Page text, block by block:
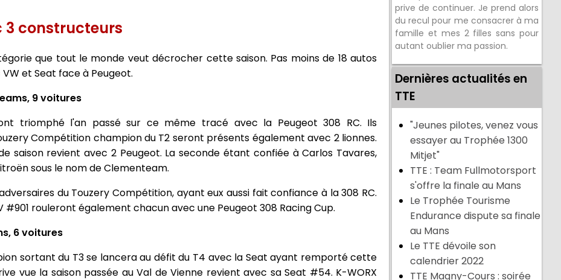
3 constructeurs
que tout le monde veut décrocher cette saison. Pas moins de 18 autos
et Seat face à Peugeot.
9 voitures
triomphé l'an passé sur ce même tracé avec la Peugeot 308 RC. Ils
Compétition champion du T2 seront présents également avec 2 lionnes.
saison revient avec 2 Peugeot. La seconde étant confiée à Carlos Tavares,
sous le nom de Clementeam.
du Touzery Compétition, ayant eux aussi fait confiance à la 308 RC.
#901 rouleront également chacun avec une Peugeot 308 Racing Cup.
6 voitures
sortant du T3 se lancera au défit du T4 avec la Seat ayant remporté cette
vue la saison passée au Val de Vienne revient avec sa Seat #54. K-WORX
prive de continuer. Je prend alors
du recul pour me consacrer à ma
famille et mes 2 filles sans pour
autant oublier ma passion.
Dernières actualités en
TTE
"Jeunes pilotes, venez vous
essayer au Trophée 1300
Mitjet"
TTE : Team Fullmotorsport
s'offre la finale au Mans
Le Trophée Tourisme
Endurance dispute sa finale
au Mans
Le TTE dévoile son
calendrier 2022
TTE Magny-Cours : soirée